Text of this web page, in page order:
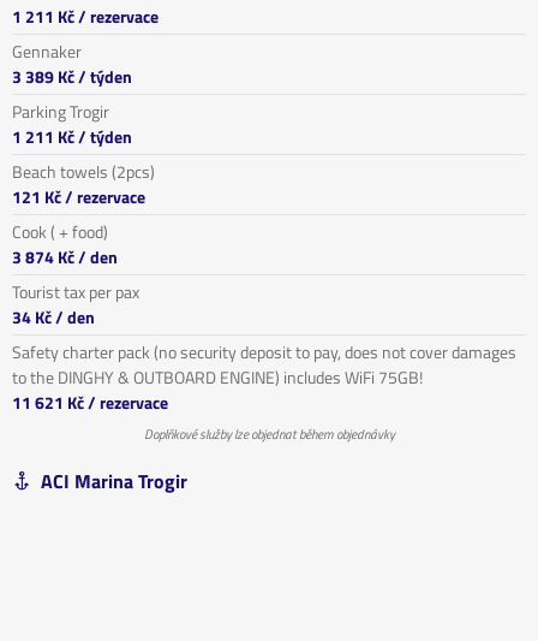
1 211 Kč/ rezervace
Gennaker
3 389 Kč/ týden
Parking Trogir
1 211 Kč/ týden
Beach towels (2pcs)
121 Kč/ rezervace
Cook ( + food)
3 874 Kč/ den
Tourist tax per pax
34 Kč/ den
Safety charter pack (no security deposit to pay, does not cover damages
to the DINGHY & OUTBOARD ENGINE) includes WiFi 75GB!
11 621 Kč/ rezervace
Doplňkové služby lze objednat během objednávky
ACI Marina Trogir